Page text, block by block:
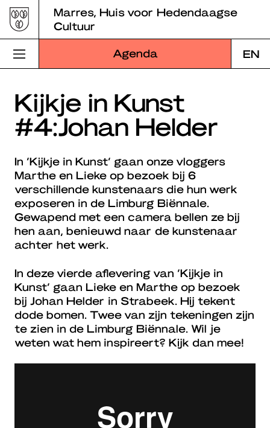
Skip
to
content
Marres, Huis voor Hedendaagse
Cultuur
Agenda EN
Bezoek Marres
Programma
Over Marres
Marres Kitchen
Shop
Kijkje in Kunst
#4:Johan Helder
In ‘Kijkje in Kunst’ gaan onze vloggers
Marthe en Lieke op bezoek bij 6
verschillende kunstenaars die hun werk
exposeren in de Limburg Biënnale.
Gewapend met een camera bellen ze bij
hen aan, benieuwd naar de kunstenaar
achter het werk.
In deze vierde aflevering van ‘Kijkje in
Kunst’ gaan Lieke en Marthe op bezoek
bij Johan Helder in Strabeek. Hij tekent
dode bomen. Twee van zijn tekeningen zijn
te zien in de Limburg Biënnale. Wil je
weten wat hem inspireert? Kijk dan mee!